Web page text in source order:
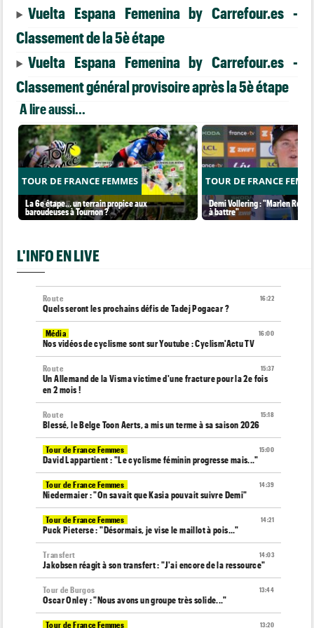
Vuelta Espana Femenina by Carrefour.es -
Classement de la 5è étape
Vuelta Espana Femenina by Carrefour.es -
Classement général provisoire après la 5è étape
A lire aussi...
TOUR DE FRANCE FEMMES
La 6e étape… un terrain propice aux
baroudeuses à Tournon ?
TOUR DE FRANCE
Demi Vollering : "Marlen
à battre"
L'INFO EN LIVE
16:22
Route
Quels seront les prochains défis de Tadej Pogacar ?
16:00
Média
Nos vidéos de cyclisme sont sur Youtube : Cyclism'Actu TV
15:37
Route
Un Allemand de la Visma victime d'une fracture pour la 2e fois
en 2 mois !
15:18
Route
Blessé, le Belge Toon Aerts, a mis un terme à sa saison 2026
15:00
Tour de France Femmes
David Lappartient : "Le cyclisme féminin progresse mais..."
14:39
Tour de France Femmes
Niedermaier : "On savait que Kasia pouvait suivre Demi"
14:21
Tour de France Femmes
Puck Pieterse : "Désormais, je vise le maillot à pois..."
14:03
Transfert
Jakobsen réagit à son transfert : "J'ai encore de la ressource"
13:44
Tour de Burgos
Oscar Onley : "Nous avons un groupe très solide..."
13:20
Tour de France Femmes